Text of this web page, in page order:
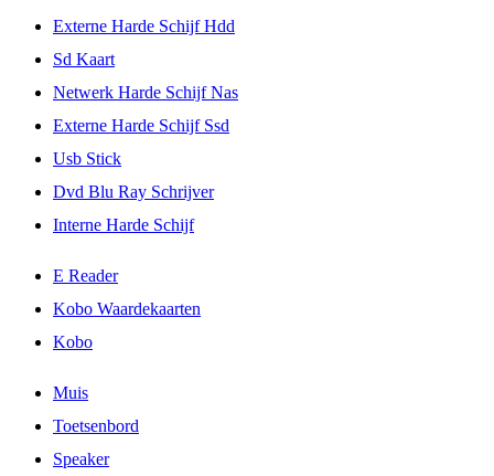
Externe Harde Schijf Hdd
Sd Kaart
Netwerk Harde Schijf Nas
Externe Harde Schijf Ssd
Usb Stick
Dvd Blu Ray Schrijver
Interne Harde Schijf
E Reader
Kobo Waardekaarten
Kobo
Muis
Toetsenbord
Speaker